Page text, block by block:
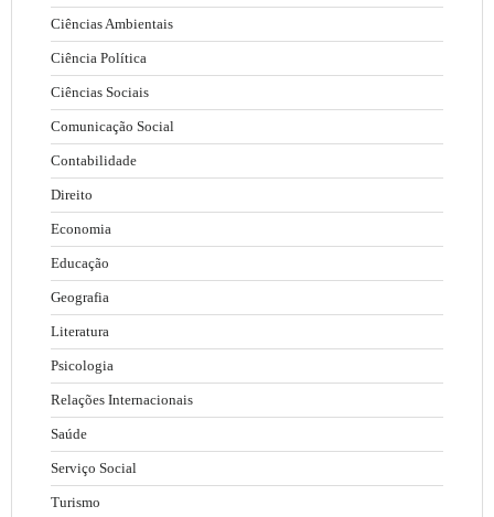
Ciências Ambientais
Ciência Política
Ciências Sociais
Comunicação Social
Contabilidade
Direito
Economia
Educação
Geografia
Literatura
Psicologia
Relações Internacionais
Saúde
Serviço Social
Turismo